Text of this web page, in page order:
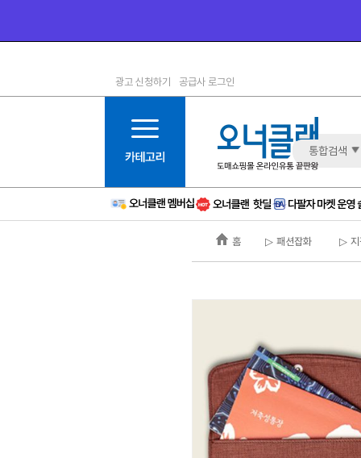
1등급
6등급
11등급
12등급
15등급
16등급
광고 신청하기 공급사 로그인
통합검색
홈 ▷ 패션잡화 ▷ 지